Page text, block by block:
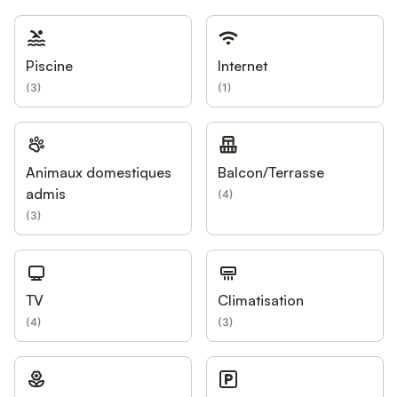
Piscine
(3)
Internet
(1)
Animaux domestiques
admis
(3)
Balcon/Terrasse
(4)
TV
(4)
Climatisation
(3)